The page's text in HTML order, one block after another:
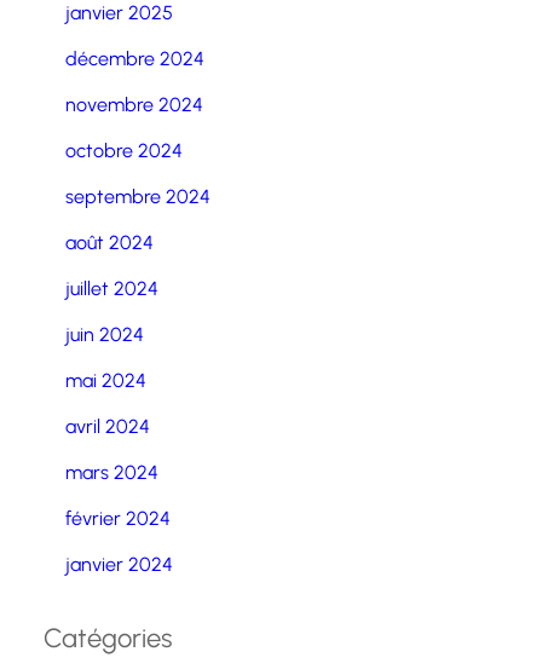
janvier 2025
décembre 2024
novembre 2024
octobre 2024
septembre 2024
août 2024
juillet 2024
juin 2024
mai 2024
avril 2024
mars 2024
février 2024
janvier 2024
Catégories